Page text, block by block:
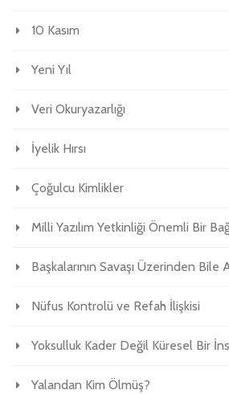
10 Kasım
Yeni Yıl
Veri Okuryazarlığı
İyelik Hırsı
Çoğulcu Kimlikler
Milli Yazılım Yetkinliği Önemli Bir
Başkalarının Savaşı Üzerinden Bile
Nüfus Kontrolü ve Refah İlişkisi
Yoksulluk Kader Değil Küresel Bir
Yalandan Kim Ölmüş?